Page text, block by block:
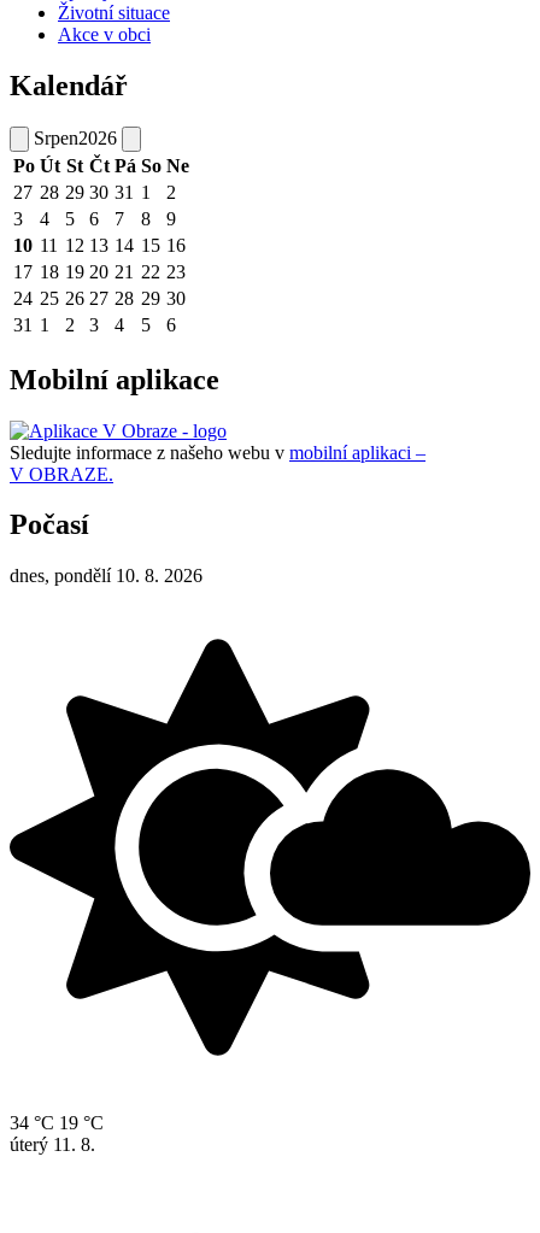
Životní situace
Akce v obci
Kalendář
Srpen2026
Po Út St Čt Pá So Ne
27 28 29 30 31 1
2
3
4 5 6 7 8
9
10 11 12 13 14 15 16
17 18 19 20 21 22 23
24 25 26 27 28 29 30
31 1 2 3 4 5 6
Mobilní aplikace
Sledujte informace z našeho webu v mobilní aplikaci –
V OBRAZE.
Počasí
dnes, pondělí 10. 8. 2026
34 °C 19 °C
úterý 11. 8.